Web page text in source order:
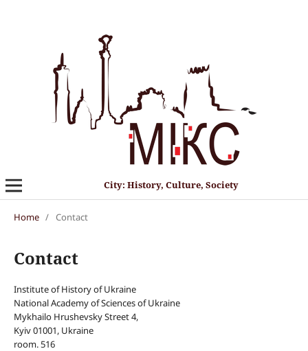
City: History, Culture, Society
Home / Contact
Contact
Institute of History of Ukraine
National Academy of Sciences of Ukraine
Mykhailo Hrushevsky Street 4,
Kyiv 01001, Ukraine
room. 516